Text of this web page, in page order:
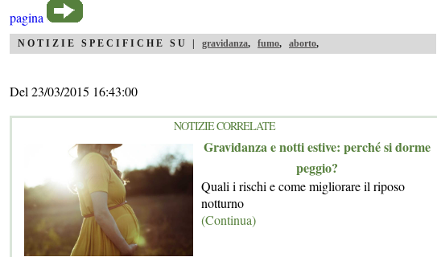
pagina
NOTIZIE SPECIFICHE SU | gravidanza, fumo, aborto,
Del 23/03/2015 16:43:00
NOTIZIE CORRELATE
Gravidanza e notti estive: perché si dorme
peggio?
Quali i rischi e come migliorare il riposo
notturno
(Continua)